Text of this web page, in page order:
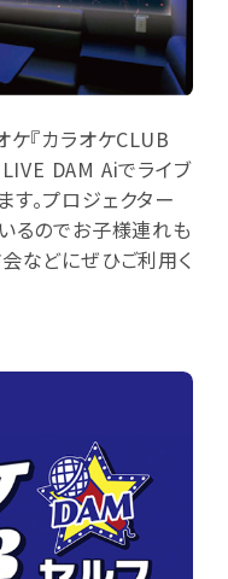
『カラオケCLUB
DAM Aiでライブ
。プロジェクター
るのでお子様連れも
などにぜひご利用く